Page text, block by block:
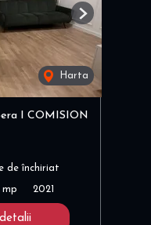
Harta
Next
I COMISION
de închiriat
mp 2021